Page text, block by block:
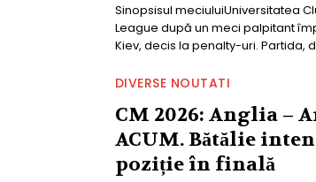
Sinopsisul meciuluiUniversitatea
League după un meci palpitant
Kiev, decis la penalty-uri. Partida,
DIVERSE NOUTATI
CM 2026: Anglia –
ACUM. Bătălie
poziție în finală